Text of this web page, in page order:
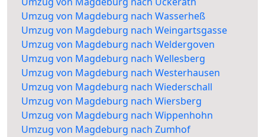
Umzug von Magdeburg nach Wasserheß
Umzug von Magdeburg nach Weingartsgasse
Umzug von Magdeburg nach Weldergoven
Umzug von Magdeburg nach Wellesberg
Umzug von Magdeburg nach Westerhausen
Umzug von Magdeburg nach Wiederschall
Umzug von Magdeburg nach Wiersberg
Umzug von Magdeburg nach Wippenhohn
Umzug von Magdeburg nach Zumhof